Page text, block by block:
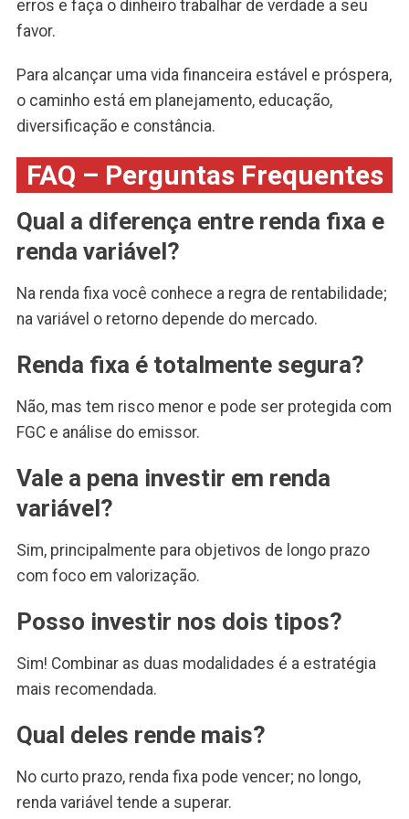
erros e faça o dinheiro trabalhar de verdade a seu
favor.
Para alcançar uma vida financeira estável e próspera,
o caminho está em planejamento, educação,
diversificação e constância.
FAQ – Perguntas Frequentes
Qual a diferença entre renda fixa e
renda variável?
Na renda fixa você conhece a regra de rentabilidade;
na variável o retorno depende do mercado.
Renda fixa é totalmente segura?
Não, mas tem risco menor e pode ser protegida com
FGC e análise do emissor.
Vale a pena investir em renda
variável?
Sim, principalmente para objetivos de longo prazo
com foco em valorização.
Posso investir nos dois tipos?
Sim! Combinar as duas modalidades é a estratégia
mais recomendada.
Qual deles rende mais?
No curto prazo, renda fixa pode vencer; no longo,
renda variável tende a superar.